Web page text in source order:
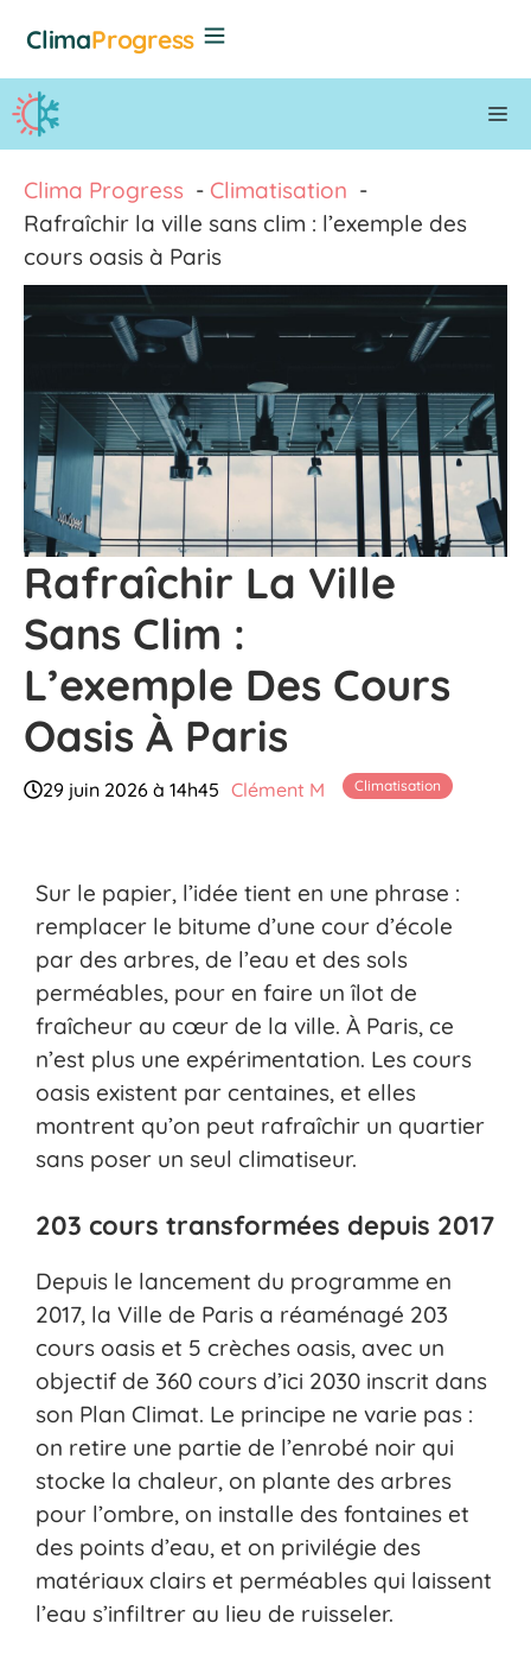
contenu
ClimaProgress
Clima Progress
Climatisation
Rafraîchir la ville sans clim : l’exemple des
cours oasis à Paris
Rafraîchir La Ville
Sans Clim :
L’exemple Des Cours
Oasis À Paris
29 juin 2026 à 14h45 Clément M Climatisation
Sur le papier, l’idée tient en une phrase :
remplacer le bitume d’une cour d’école
par des arbres, de l’eau et des sols
perméables, pour en faire un îlot de
fraîcheur au cœur de la ville. À Paris, ce
n’est plus une expérimentation. Les cours
oasis existent par centaines, et elles
montrent qu’on peut rafraîchir un quartier
sans poser un seul climatiseur.
203 cours transformées depuis 2017
Depuis le lancement du programme en
2017, la Ville de Paris a réaménagé 203
cours oasis et 5 crèches oasis, avec un
objectif de 360 cours d’ici 2030 inscrit dans
son Plan Climat. Le principe ne varie pas :
on retire une partie de l’enrobé noir qui
stocke la chaleur, on plante des arbres
pour l’ombre, on installe des fontaines et
des points d’eau, et on privilégie des
matériaux clairs et perméables qui laissent
l’eau s’infiltrer au lieu de ruisseler.